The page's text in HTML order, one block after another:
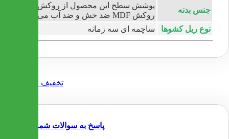
جنس بدنه
پوشش سطح این محصول از روکش
روکش MDF ضد خش و ضد آب می باشد
نوع ریل کشوها
ساچمه ای سه زمانه
پاسخ به سوالات شما